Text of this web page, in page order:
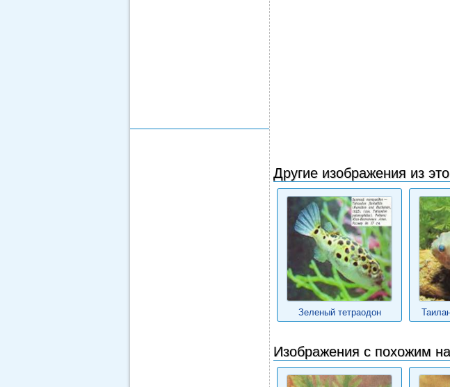
Другие изображения из
Зеленый тетраодон
Изображения с похожим